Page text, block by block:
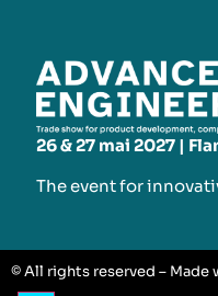
26 & 27 mai 2027 |
The event for
© All rights reserved – Made